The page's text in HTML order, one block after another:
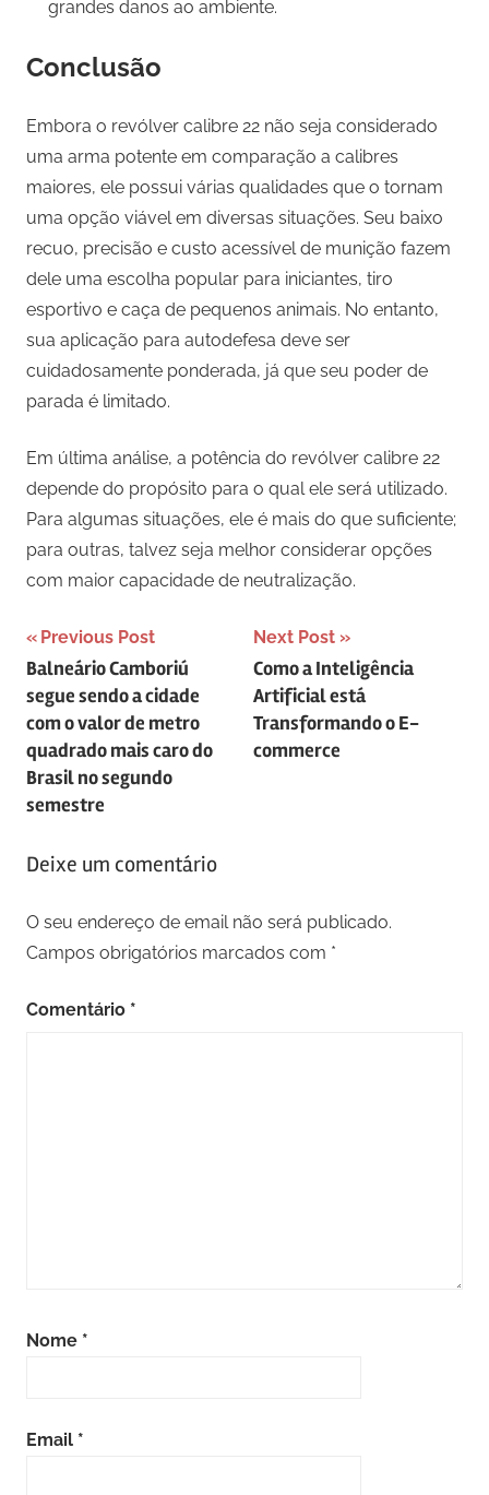
grandes danos ao ambiente.
Conclusão
Embora o revólver calibre 22 não seja considerado
uma arma potente em comparação a calibres
maiores, ele possui várias qualidades que o tornam
uma opção viável em diversas situações. Seu baixo
recuo, precisão e custo acessível de munição fazem
dele uma escolha popular para iniciantes, tiro
esportivo e caça de pequenos animais. No entanto,
sua aplicação para autodefesa deve ser
cuidadosamente ponderada, já que seu poder de
parada é limitado.
Em última análise, a potência do revólver calibre 22
depende do propósito para o qual ele será utilizado.
Para algumas situações, ele é mais do que suficiente;
para outras, talvez seja melhor considerar opções
com maior capacidade de neutralização.
Navegação
de
artigos
Previous Post
Balneário Camboriú
segue sendo a cidade
com o valor de metro
quadrado mais caro do
Brasil no segundo
semestre
Next Post
Como a Inteligência
Artificial está
Transformando o E-
commerce
Deixe um comentário
O seu endereço de email não será publicado.
Campos obrigatórios marcados com *
Comentário *
Nome *
Email *